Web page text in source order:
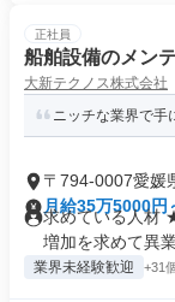
正社員
船舶設備のメン
大新テクノス株式会社
ニッチな業界で
〒794-0007愛媛
月給35万5000円
求めている人材
増加を求めて異
業界未経験歓迎 +31